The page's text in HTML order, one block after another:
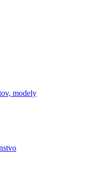
modely